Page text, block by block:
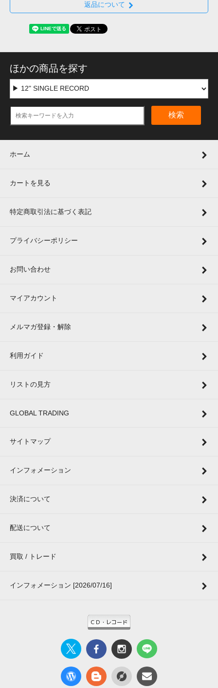
返品について
ほかの商品を探す
検索
ホーム
カートを見る
特定商取引法に基づく表記
プライバシーポリシー
お問い合わせ
マイアカウント
メルマガ登録・解除
利用ガイド
リストの見方
GLOBAL TRADING
サイトマップ
インフォメーション
決済について
配送について
買取 / トレード
インフォメーション [2026/07/16]